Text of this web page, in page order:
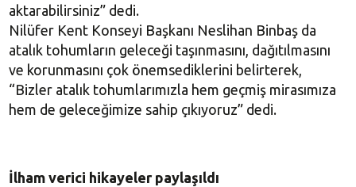
aktarabilirsiniz” dedi.
Nilüfer Kent Konseyi Başkanı Neslihan Binbaş da
atalık tohumların geleceği taşınmasını, dağıtılmasını
ve korunmasını çok önemsediklerini belirterek,
“Bizler atalık tohumlarımızla hem geçmiş mirasımıza
hem de geleceğimize sahip çıkıyoruz” dedi.
İlham verici hikayeler paylaşıldı